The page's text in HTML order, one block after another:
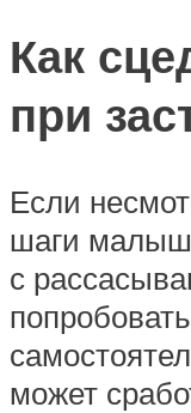
Как
при
Если
шаги малыш
с
может